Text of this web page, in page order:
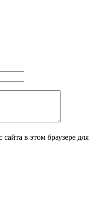
в этом браузере для